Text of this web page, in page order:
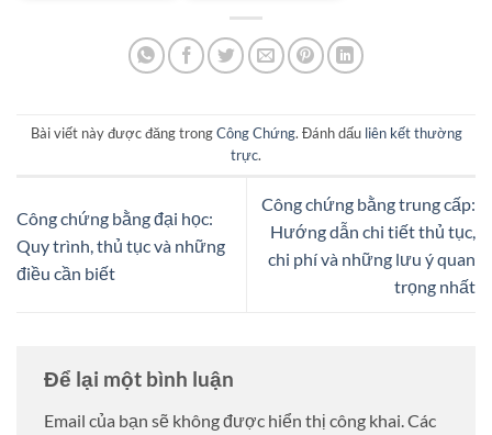
Bài viết này được đăng trongCông Chứng. Đánh dấu liên kết thường
trực.
Công chứng bằng đại học:
Quy trình, thủ tục và những
điều cần biết
Công chứng bằng trung cấp:
Hướng dẫn chi tiết thủ tục,
chi phí và những lưu ý quan
trọng nhất
Để lại một bình luận
Email của bạn sẽ không được hiển thị công khai. Các